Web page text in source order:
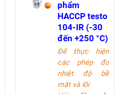
Cấu hình
nhanh trong
ứng dụng, lịch
sử biểu đồ,
màn hình thứ
hai và bộ nhớ
dữ liệu đo
lường trong
ứng dụng
phẩm
HACCP testo
104-IR (-30
đến +250 °C)
Để thực hiện
các phép đo
nhiệt độ bề
mặt và lõi